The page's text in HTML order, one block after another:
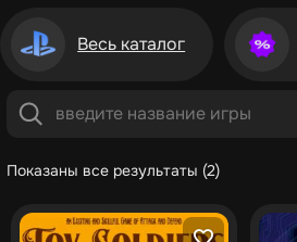
Весь каталог
Показаны все результаты (2)